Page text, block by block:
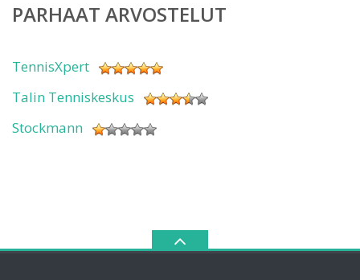
PARHAAT ARVOSTELUT
TennisXpert
Talin Tenniskeskus
Stockmann